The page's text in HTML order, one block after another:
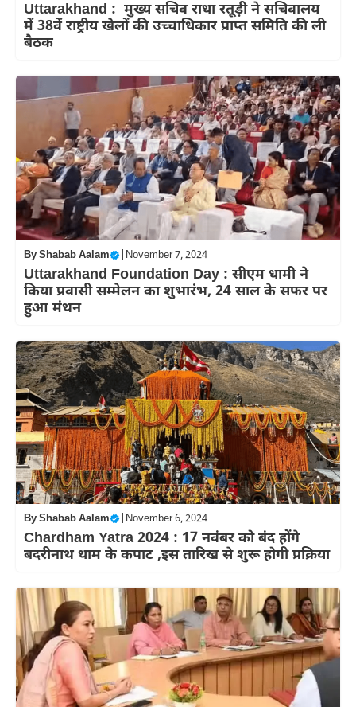
Uttarakhand : मुख्य सचिव राधा रतूड़ी ने सचिवालय
में 38वें राष्ट्रीय खेलों की उच्चाधिकार प्राप्त समिति की ली
बैठक
ByShabab Aalam November 7, 2024
Uttarakhand Foundation Day : सीएम धामी ने
किया प्रवासी सम्मेलन का शुभारंभ, 24 साल के सफर पर
हुआ मंथन
ByShabab Aalam November 6, 2024
Chardham Yatra 2024 : 17 नवंबर को बंद होंगे
बदरीनाथ धाम के कपाट ,इस तारिख से शुरू होगी प्रक्रिया